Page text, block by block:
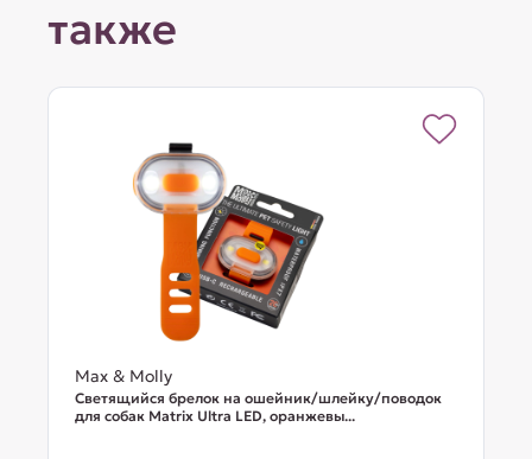
также
Max & Molly
Светящийся брелок на ошейник/шлейку/поводок
для собак Matrix Ultra LED, оранжевы...